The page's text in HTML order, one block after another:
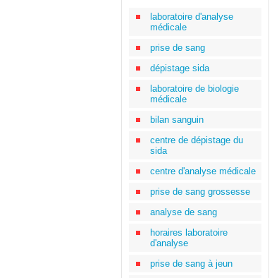
laboratoire d'analyse
médicale
prise de sang
dépistage sida
laboratoire de biologie
médicale
bilan sanguin
centre de dépistage du
sida
centre d'analyse médicale
prise de sang grossesse
analyse de sang
horaires laboratoire
d'analyse
prise de sang à jeun